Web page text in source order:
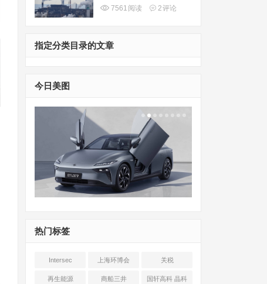
7561 阅读 2评论
指定分类目录的文章
今日美图
热门标签
Intersec
Shanghai
上海环博会 关税
再生能源 商船三井 国轩高科 晶科